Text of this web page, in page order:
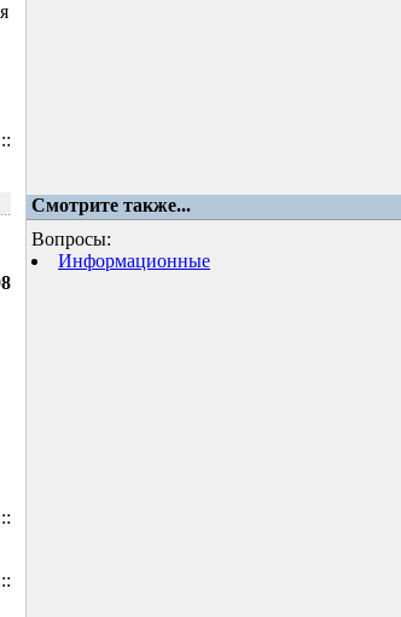
::
Смотрите также...
::
Вопросы:
Информационные
::